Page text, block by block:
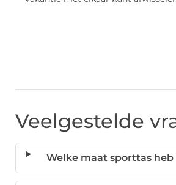
Veelgestelde
Welke maat sporttas